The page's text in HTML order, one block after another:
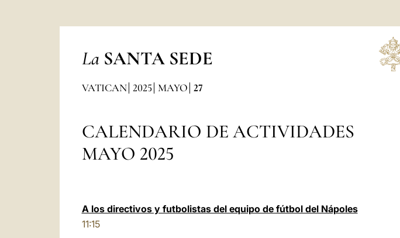
La SANTA SEDE
VATICAN 2025 MAYO 27
CALENDARIO DE ACTIVIDADES
MAYO 2025
A los directivos y futbolistas del equipo de fútbol del Nápoles
11:15